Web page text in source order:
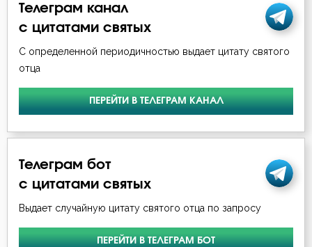
Телеграм канал
с цитатами святых
С определенной периодичностью выдает цитату святого
отца
ПЕРЕЙТИ В ТЕЛЕГРАМ КАНАЛ
Телеграм бот
с цитатами святых
Выдает случайную цитату святого отца по запросу
ПЕРЕЙТИ В ТЕЛЕГРАМ БОТ